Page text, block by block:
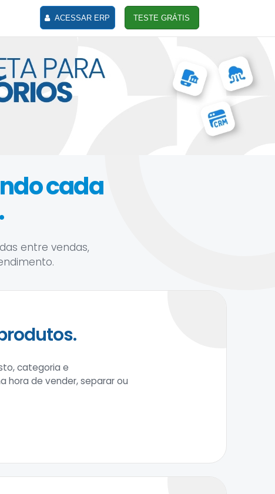
ACESSAR ERP TESTE GRÁTIS
cada
entre vendas,
categoria e
hora de vender, separar ou